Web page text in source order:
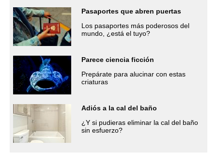
Pasaportes que abren puertas
Los pasaportes más poderosos del
mundo, ¿está el tuyo?
Parece ciencia ficción
Prepárate para alucinar con estas
criaturas
Adiós a la cal del baño
¿Y si pudieras eliminar la cal del baño
sin esfuerzo?